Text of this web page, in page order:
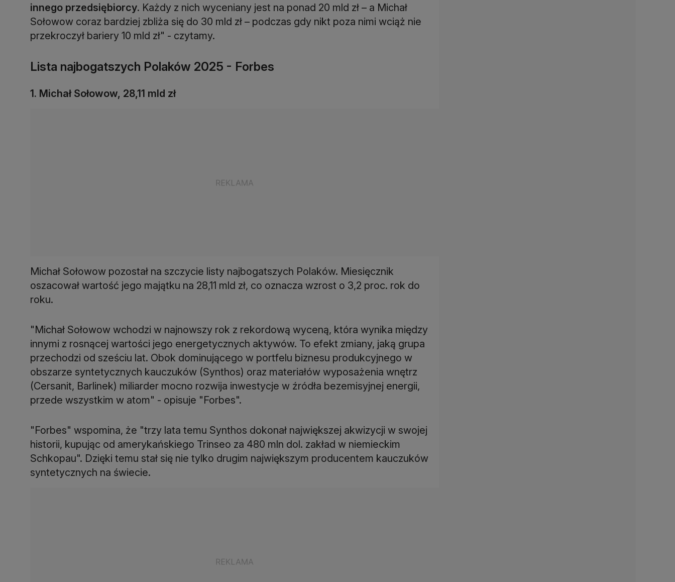
innego przedsiębiorcy. Każdy z nich wyceniany jest na ponad 20 mld zł – a Michał
Sołowow coraz bardziej zbliża się do 30 mld zł – podczas gdy nikt poza nimi wciąż nie
przekroczył bariery 10 mld zł" - czytamy.
Lista najbogatszych Polaków 2025 - Forbes
1. Michał Sołowow, 28,11 mld zł
Michał Sołowow pozostał na szczycie listy najbogatszych Polaków. Miesięcznik
oszacował wartość jego majątku na 28,11 mld zł, co oznacza wzrost o 3,2 proc. rok do
roku.
"Michał Sołowow wchodzi w najnowszy rok z rekordową wyceną, która wynika między
innymi z rosnącej wartości jego energetycznych aktywów. To efekt zmiany, jaką grupa
przechodzi od sześciu lat. Obok dominującego w portfelu biznesu produkcyjnego w
obszarze syntetycznych kauczuków (Synthos) oraz materiałów wyposażenia wnętrz
(Cersanit, Barlinek) miliarder mocno rozwija inwestycje w źródła bezemisyjnej energii,
przede wszystkim w atom" - opisuje "Forbes".
"Forbes" wspomina, że "trzy lata temu Synthos dokonał największej akwizycji w swojej
historii, kupując od amerykańskiego Trinseo za 480 mln dol. zakład w niemieckim
Schkopau". Dzięki temu stał się nie tylko drugim największym producentem kauczuków
syntetycznych na świecie.